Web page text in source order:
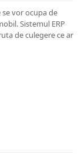
vor ocupa de
Sistemul ERP
de culegere ce ar